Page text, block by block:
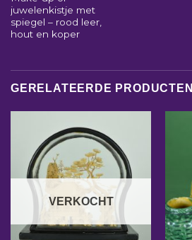
juwelenkistje met
spiegel – rood leer,
hout en koper
GERELATEERDE PRODUCTEN
VERKOCHT